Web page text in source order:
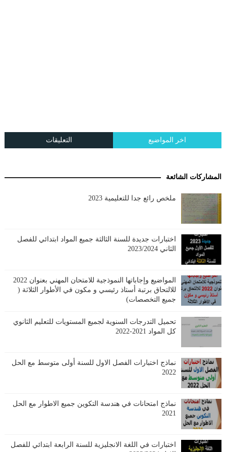
اخر المواضيع التعليقات
المشاركات الشائعة
ملخص رائع جدا للتعليمية 2023
اختبارات جديدة للسنة الثالثة جميع المواد ابتدائي للفصل
الثاني 2023/2024
المواضيع وإجاباتها النموذجية للامتحان المهني بعنوان 2022
للالتحاق برتبة أستاذ رئيسي و مكون في الأطوار الثلاثة (
جميع التخصصات)
تحميل التدرجات السنوية لجميع المستويات للتعليم الثانوي
كل المواد 2021-2022
نماذج اختبارات الفصل الاول للسنة أولى متوسط مع الحل
2022
نماذج امتحانات في هندسة التكوين جميع الاطوار مع الحل
2021
اختبارات في اللغة الانجليزية للسنة الرابعة ابتدائي للفصل